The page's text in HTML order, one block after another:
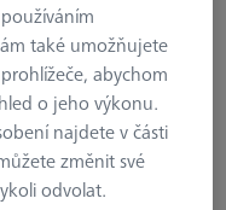
také umožňujete
abychom
o jeho výkonu.
najdete v části
změnit své
odvolat.